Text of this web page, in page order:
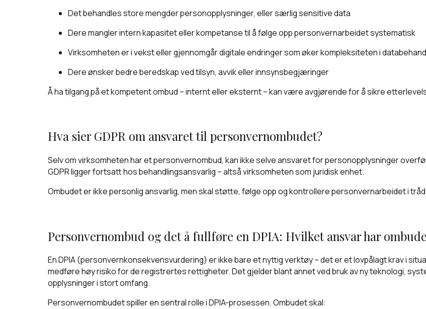
Det behandles store mengder personopplysninger, eller særlig sensitive data
Dere mangler intern kapasitet eller kompetanse til å følge opp personvernarbeidet systematisk
Virksomheten er i vekst eller gjennomgår digitale endringer som øker kompleksiteten i
Dere ønsker bedre beredskap ved tilsyn, avvik eller innsynsbegjæringer
Å ha tilgang på et kompetent ombud – internt eller eksternt – kan være avgjørende for å sikre
Hva sier GDPR om ansvaret til personvernombudet?
Selv om virksomheten har et personvernombud, kan ikke selve ansvaret for personopplysninger
GDPR ligger fortsatt hos behandlingsansvarlig – altså virksomheten som juridisk enhet.
Ombudet er ikke personlig ansvarlig, men skal støtte, følge opp og kontrollere personvernarbeidet i
Personvernombud og det å fullføre en DPIA: Hvilket ansvar har
En DPIA (personvernkonsekvensvurdering) er ikke bare et nyttig verktøy – det er et lovpålagt krav i
medføre høy risiko for de registrertes rettigheter. Det gjelder blant annet ved bruk av ny teknologi,
opplysninger i stort omfang.
Personvernombudet spiller en sentral rolle i DPIA-prosessen. Ombudet skal: